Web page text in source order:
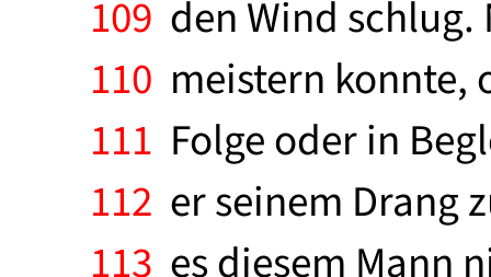
109 den Wind
110 meistern konnte,
111 Folge oder in
112 er seinem Drang
113 es diesem Mann